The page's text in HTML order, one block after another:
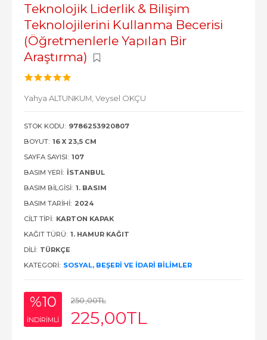
Teknolojik Liderlik & Bilişim
Teknolojilerini Kullanma Becerisi
(Öğretmenlerle Yapılan Bir
Araştırma)
Yahya ALTUNKUM, Veysel OKÇU
STOK KODU: 9786253920807
BOYUT: 16 X 23,5 CM
SAYFA SAYISI: 107
BASIM YERI: İSTANBUL
BASIM BILGISI: 1. BASIM
BASIM TARIHI: 2024
CILT TIPI: KARTON KAPAK
KAĞIT TÜRÜ: 1. HAMUR KAĞIT
DILI: TÜRKÇE
KATEGORI: SOSYAL, BEŞERI VE İDARI BILIMLER
%10
INDIRIMLI
250,00TL
225,00TL